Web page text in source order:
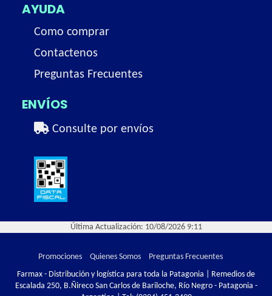
AYUDA
Como comprar
Contactenos
Preguntas Frecuentes
ENVÍOS
Consulte por envíos
Última Actualización: 10/08/2026 9:11
Promociones Quienes Somos
Preguntas Frecuentes
Farmax - Distribución y logística para toda la Patagonia | Remedios de
Escalada 250, B.Ñireco San Carlos de Bariloche, Río Negro - Patagonia -